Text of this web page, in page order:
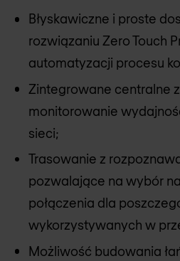
Błyskawiczne i proste
rozwiązaniu Zero Touch
automatyzacji procesu
Zintegrowane centralne
monitorowanie
sieci;
Trasowanie z
pozwalające na wybór
połączenia dla
wykorzystywanych w
Możliwość budowania